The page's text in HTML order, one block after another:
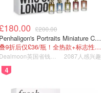
£200.00
Penhaligon's Portraits Miniature Collection 香氛套装 5瓶装
叠9折后仅£36/瓶！全热款+标志性兽首头
2087人感兴趣
4